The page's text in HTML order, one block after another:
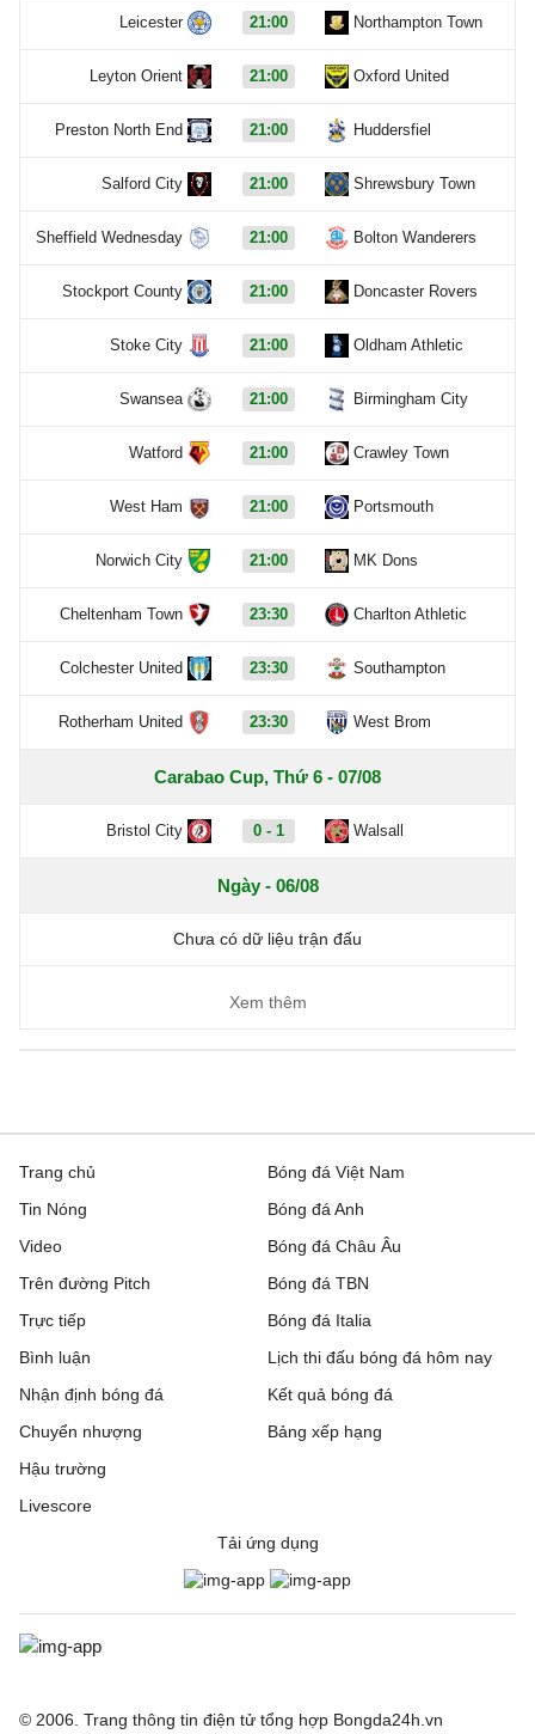
Leicester 21:00 Northampton Town
Leyton Orient 21:00 Oxford United
Preston North End 21:00 Huddersfiel
Salford City 21:00 Shrewsbury Town
Sheffield Wednesday 21:00 Bolton Wanderers
Stockport County 21:00 Doncaster Rovers
Stoke City 21:00 Oldham Athletic
Swansea 21:00 Birmingham City
Watford 21:00 Crawley Town
West Ham 21:00 Portsmouth
Norwich City 21:00 MK Dons
Cheltenham Town 23:30 Charlton Athletic
Colchester United 23:30 Southampton
Rotherham United 23:30 West Brom
Carabao Cup, Thứ 6 - 07/08
Bristol City 0 - 1 Walsall
Ngày - 06/08
Chưa có dữ liệu trận đấu
Xem thêm
Trang chủ
Tin Nóng
Video
Trên đường Pitch
Trực tiếp
Bóng đá Việt Nam
Bóng đá Anh
Bóng đá Châu Âu
Bóng đá TBN
Bóng đá Italia
Bình luận
Nhận định bóng đá
Chuyển nhượng
Hậu trường
Livescore
Lịch thi đấu bóng đá hôm nay
Kết quả bóng đá
Bảng xếp hạng
Tải ứng dụng
© 2006. Trang thông tin điện tử tổng hợp Bongda24h.vn